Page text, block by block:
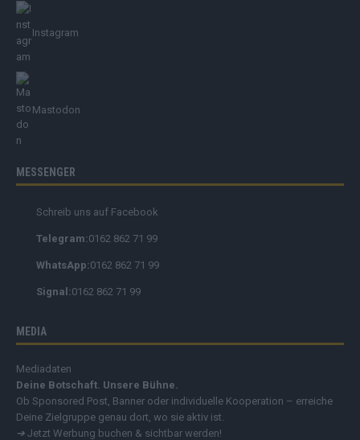
Instagram
Mastodon
MESSENGER
Schreib uns auf Facebook
Telegram:0162 862 71 99
WhatsApp:0162 862 71 99
Signal:0162 862 71 99
MEDIA
Mediadaten
Deine Botschaft. Unsere Bühne.
Ob Sponsored Post, Banner oder individuelle Kooperation – erreiche
Deine Zielgruppe genau dort, wo sie aktiv ist.
➔ Jetzt Werbung buchen & sichtbar werden!